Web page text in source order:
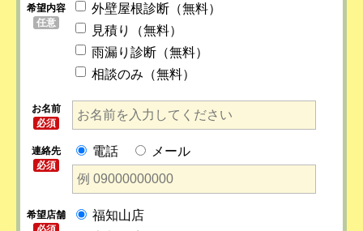
希望内容
任意
外壁屋根診断（無料）
見積り（無料）
雨漏り診断（無料）
相談のみ（無料）
お名前
必須
連絡先
必須
電話 メール
希望店舗
福知山店